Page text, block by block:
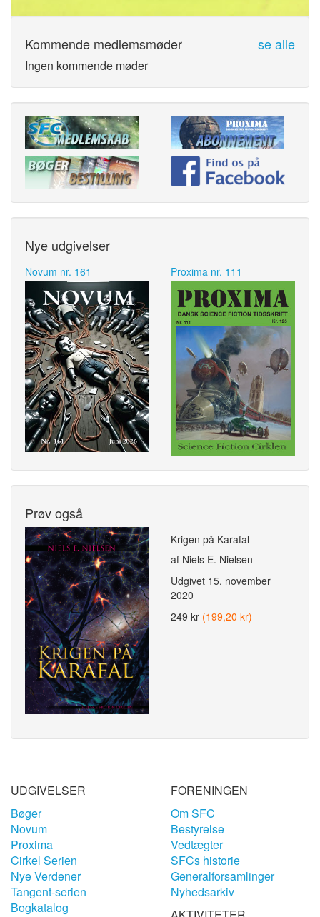
Kommende medlemsmøder se alle
Ingen kommende møder
Nye udgivelser
Novum nr. 161 Proxima nr. 111
Prøv også
Krigen på Karafal
af Niels E. Nielsen
Udgivet 15. november
2020
249 kr (199,20 kr)
UDGIVELSER
Bøger
Novum
Proxima
Cirkel Serien
Nye Verdener
Tangent-serien
Bogkatalog
FORENINGEN
Om SFC
Bestyrelse
Vedtægter
SFCs historie
Generalforsamlinger
Nyhedsarkiv